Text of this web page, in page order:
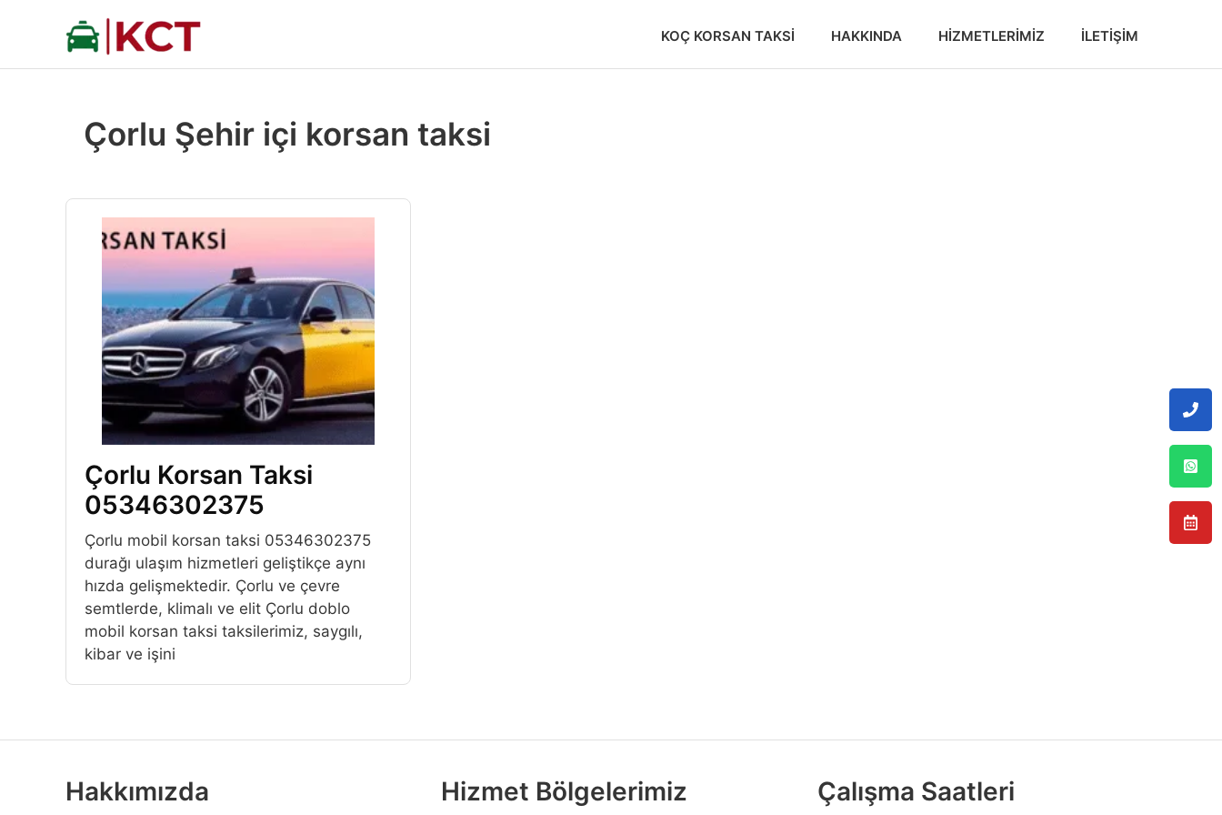
KOÇ KORSAN TAKSI HAKKINDA HIZMETLERIMIZ İLETIŞIM
Çorlu Şehir içi korsan taksi
Çorlu Korsan Taksi
05346302375
Çorlu mobil korsan taksi 05346302375
durağı ulaşım hizmetleri geliştikçe aynı
hızda gelişmektedir. Çorlu ve çevre
semtlerde, klimalı ve elit Çorlu doblo
mobil korsan taksi taksilerimiz, saygılı,
kibar ve işini
Hakkımızda Hizmet Bölgelerimiz Çalışma Saatleri